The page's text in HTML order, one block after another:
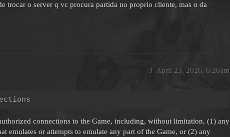
trocar o server q vc procura partida no proprio cliente, mas o da
April 23, 2026, 6:26am
3
connections to the Game, including, without limitation, (1) any
emulates or attempts to emulate any part of the Game, or (2) any